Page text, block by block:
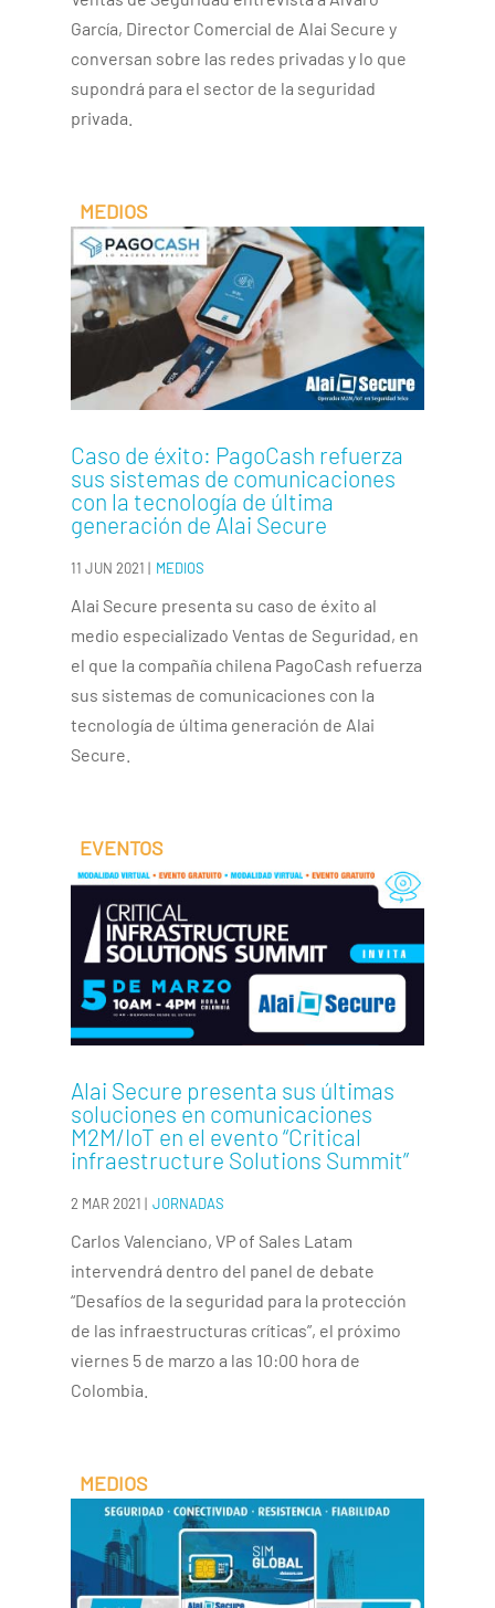
García, Director Comercial de Alai Secure y
conversan sobre las redes privadas y lo que
supondrá para el sector de la seguridad
privada.
Caso de éxito: PagoCash refuerza
sus sistemas de comunicaciones
con la tecnología de última
generación de Alai Secure
11 JUN 2021 | MEDIOS
Alai Secure presenta su caso de éxito al
medio especializado Ventas de Seguridad, en
el que la compañía chilena PagoCash refuerza
sus sistemas de comunicaciones con la
tecnología de última generación de Alai
Secure.
Alai Secure presenta sus últimas
soluciones en comunicaciones
M2M/IoT en el evento “Critical
infraestructure Solutions Summit”
2 MAR 2021 | JORNADAS
Carlos Valenciano, VP of Sales Latam
intervendrá dentro del panel de debate
“Desafíos de la seguridad para la protección
de las infraestructuras críticas”, el próximo
viernes 5 de marzo a las 10:00 hora de
Colombia.